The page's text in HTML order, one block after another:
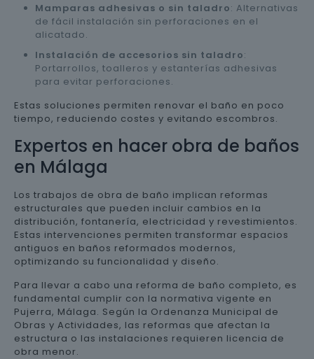
Mamparas adhesivas o sin taladro: Alternativas
de fácil instalación sin perforaciones en el
alicatado.
Instalación de accesorios sin taladro:
Portarrollos, toalleros y estanterías adhesivas
para evitar perforaciones.
Estas soluciones permiten renovar el baño en poco
tiempo, reduciendo costes y evitando escombros.
Expertos en hacer obra de baños
en Málaga
Los trabajos de obra de baño implican reformas
estructurales que pueden incluir cambios en la
distribución, fontanería, electricidad y revestimientos.
Estas intervenciones permiten transformar espacios
antiguos en baños reformados modernos,
optimizando su funcionalidad y diseño.
Para llevar a cabo una reforma de baño completo, es
fundamental cumplir con la normativa vigente en
Pujerra, Málaga. Según la Ordenanza Municipal de
Obras y Actividades, las reformas que afectan la
estructura o las instalaciones requieren licencia de
obra menor.